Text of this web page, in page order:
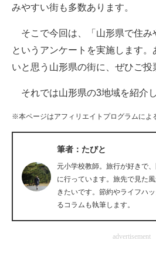
好きが集まる 比べて選べる
ビジネスと働き方のヒント
AI活用のいまが分かる
企業ITのトレンドを詳説
経営リーダーのコミュニティ
マーケ×ITの今がよく分かる
ITエンジニア向け専門サイト
企業向けIT製品の総合サイト
みやすい街も多数あります。
そこで今回は、「山形県で住み
というアンケートを実施します
いと思う山形県の街に、ぜひご投
それでは山形県の3地域を紹介し
※本ページはアフィリエイトプログラムによ
筆者：たびと
元小学校教師。旅行が好きで
に行っています。旅先で見た
きたいです。節約やライフハ
るコラムも執筆します。
advertisement